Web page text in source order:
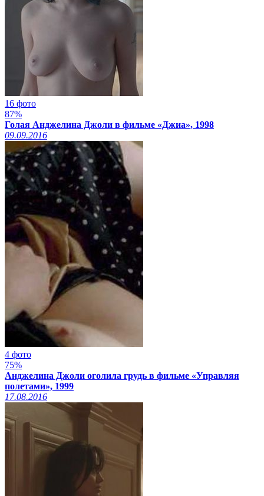
16 фото
87%
Голая Анджелина Джоли в фильме «Джиа», 1998
09.09.2016
4 фото
75%
Анджелина Джоли оголила грудь в фильме «Управляя
полетами», 1999
17.08.2016